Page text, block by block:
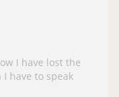
I have lost the
I have to speak